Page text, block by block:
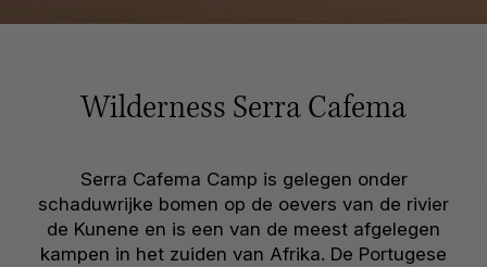
Wilderness Serra Cafema
Serra Cafema Camp is gelegen onder
schaduwrijke bomen op de oevers van de rivier
de Kunene en is een van de meest afgelegen
kampen in het zuiden van Afrika. De Portugese